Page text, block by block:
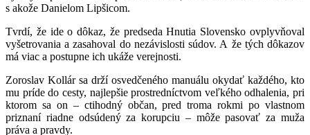
s akože Danielom Lipšicom.
Tvrdí, že ide o dôkaz, že predseda Hnutia Slovensko ovplyvňoval
vyšetrovania a zasahoval do nezávislosti súdov. A že tých dôkazov
má viac a postupne ich ukáže verejnosti.
Zoroslav Kollár sa drží osvedčeného manuálu okydať každého, kto
mu príde do cesty, najlepšie prostredníctvom veľkého odhalenia, pri
ktorom sa on – ctihodný občan, pred troma rokmi po vlastnom
priznaní riadne odsúdený za korupciu – môže pasovať za muža
práva a pravdy.